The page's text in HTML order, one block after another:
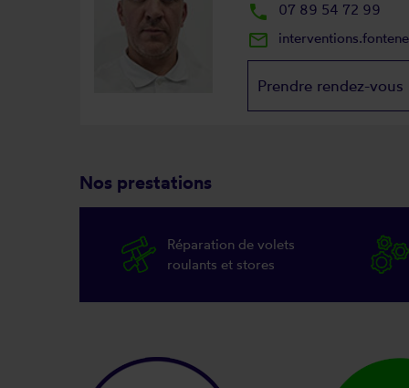
local_phone 07 89 54 72 99
mail_outline
Prendre rendez-vous
Nos prestations
Réparation de volets
roulants et stores